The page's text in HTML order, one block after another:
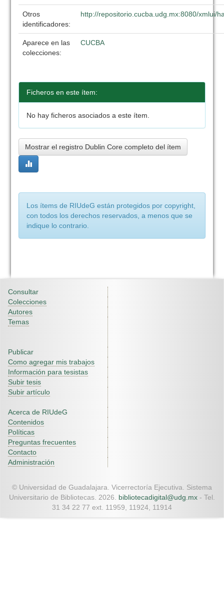
Otros
identificadores:
http://repositorio.cucba.udg.mx:8080/xmlui/
Aparece en las
colecciones:
CUCBA
Ficheros en este ítem:
No hay ficheros asociados a este ítem.
Mostrar el registro Dublin Core completo del ítem
Los ítems de RIUdeG están protegidos por copyright,
con todos los derechos reservados, a menos que se
indique lo contrario.
Consultar
Colecciones
Autores
Temas
Publicar
Como agregar mis trabajos
Información para tesistas
Subir tesis
Subir artículo
Acerca de RIUdeG
Contenidos
Políticas
Preguntas frecuentes
Contacto
Administración
© Universidad de Guadalajara. Vicerrectoría Ejecutiva. Sistema
Universitario de Bibliotecas. 2026. bibliotecadigital@udg.mx - Tel.
31 34 22 77 ext. 11959, 11924, 11914